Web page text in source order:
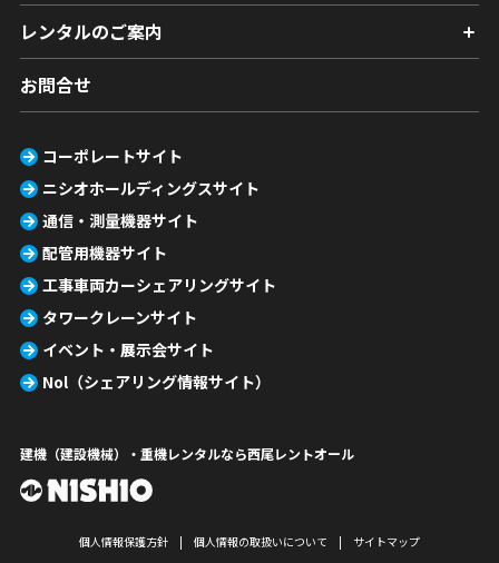
レンタルのご案内
お問合せ
コーポレートサイト
ニシオホールディングスサイト
通信・測量機器サイト
配管用機器サイト
工事車両カーシェアリングサイト
タワークレーンサイト
イベント・展示会サイト
Nol（シェアリング情報サイト）
建機（建設機械）・重機レンタルなら西尾レントオール
個人情報保護方針 個人情報の取扱いについて サイトマップ